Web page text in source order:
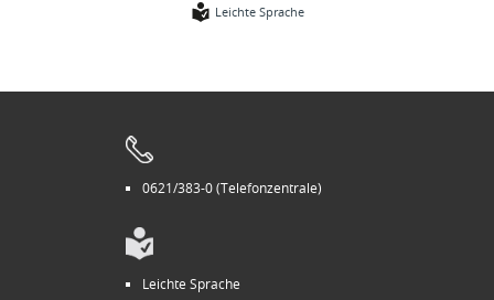
Leichte Sprache
0621/383-0 (Telefonzentrale)
Leichte Sprache